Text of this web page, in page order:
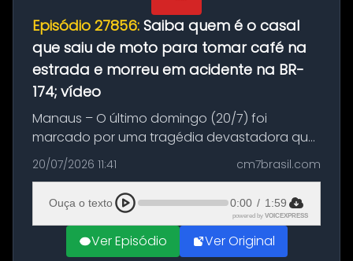
Episódio 27856: Saiba quem é o casal
que saiu de moto para tomar café na
estrada e morreu em acidente na BR-
174; vídeo
Manaus – O último domingo (20/7) foi
marcado por uma tragédia devastadora que
resultou na morte precoce de dois jovens na
BR-174, na zona rural de Manaus. Um passeio
com destino a um típico café regio...
20/07/2026 11:41 cm7brasil.com
Ouça o texto 0:00 / 1:59
powered by VOICEXPRESS
Ver Episódio Ver Original